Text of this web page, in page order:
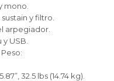
mono.
y filtro.
arpegiador.
y USB.
32.5 lbs (14.74 kg).